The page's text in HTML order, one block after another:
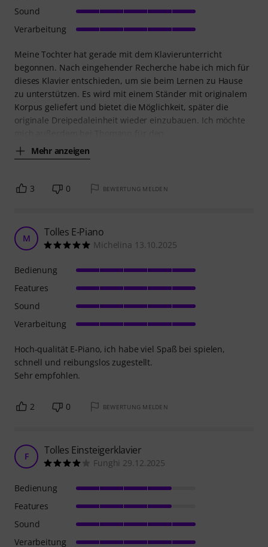
Meine Tochter hat gerade mit dem Klavierunterricht
begonnen. Nach eingehender Recherche habe ich mich für
dieses Klavier entschieden, um sie beim Lernen zu Hause
zu unterstützen. Es wird mit einem Ständer mit originalem
Korpus geliefert und bietet die Möglichkeit, später die
originale Dreipedaleinheit wieder einzubauen. Ich möchte
Mehr anzeigen
Sound
Verarbeitung
3 0 BEWERTUNG MELDEN
M Tolles E-Piano
Michelina 13.10.2025
Hoch-qualität E-Piano, ich habe viel Spaß bei spielen,
schnell und reibungslos zugestellt.
Sehr empfohlen.
Bedienung
Features
Sound
Verarbeitung
2 0 BEWERTUNG MELDEN
F Tolles Einsteigerklavier
Funghi 29.12.2025
Bedienung
Features
Sound
Verarbeitung